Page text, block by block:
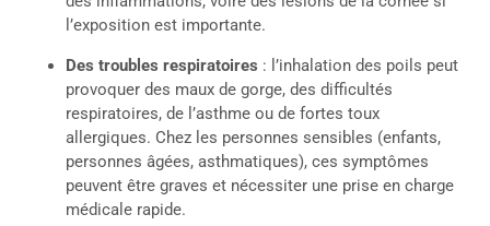
l’exposition est importante.
Des troubles respiratoires : l’inhalation des poils peut
provoquer des maux de gorge, des difficultés
respiratoires, de l’asthme ou de fortes toux
allergiques. Chez les personnes sensibles (enfants,
personnes âgées, asthmatiques), ces symptômes
peuvent être graves et nécessiter une prise en charge
médicale rapide.